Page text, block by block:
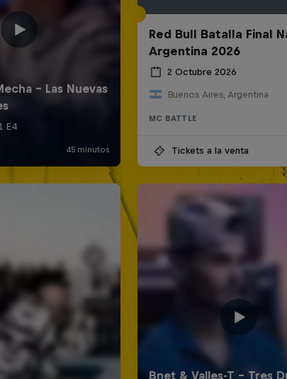
Red Bull Batalla Final
Argentina 2026
2 Octubre 2026
Buenos Aires, Argentina
MC BATTLE
Tickets a la venta